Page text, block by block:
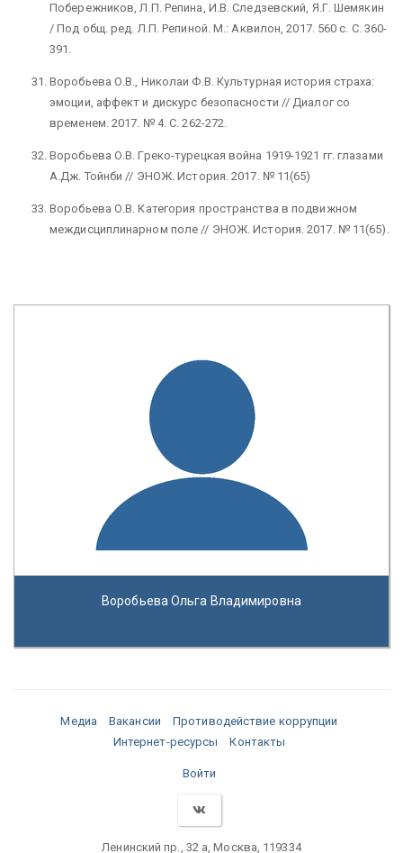
Побережников, Л.П. Репина, И.В. Следзевский, Я.Г. Шемякин
/ Под общ. ред. Л.П. Репиной. М.: Аквилон, 2017. 560 c. С. 360-
391.
Воробьева О.В., Николаи Ф.В. Культурная история страха:
эмоции, аффект и дискурс безопасности // Диалог со
временем. 2017. № 4. С. 262-272.
Воробьева О.В. Греко-турецкая война 1919-1921 гг. глазами
А.Дж. Тойнби // ЭНОЖ. История. 2017. № 11(65)
Воробьева О.В. Категория пространства в подвижном
междисциплинарном поле // ЭНОЖ. История. 2017. № 11(65).
Воробьева Ольга Владимировна
Медиа Вакансии
Противодействие коррупции
Интернет-ресурсы
Контакты
Войти
Ленинский пр., 32 а, Москва, 119334